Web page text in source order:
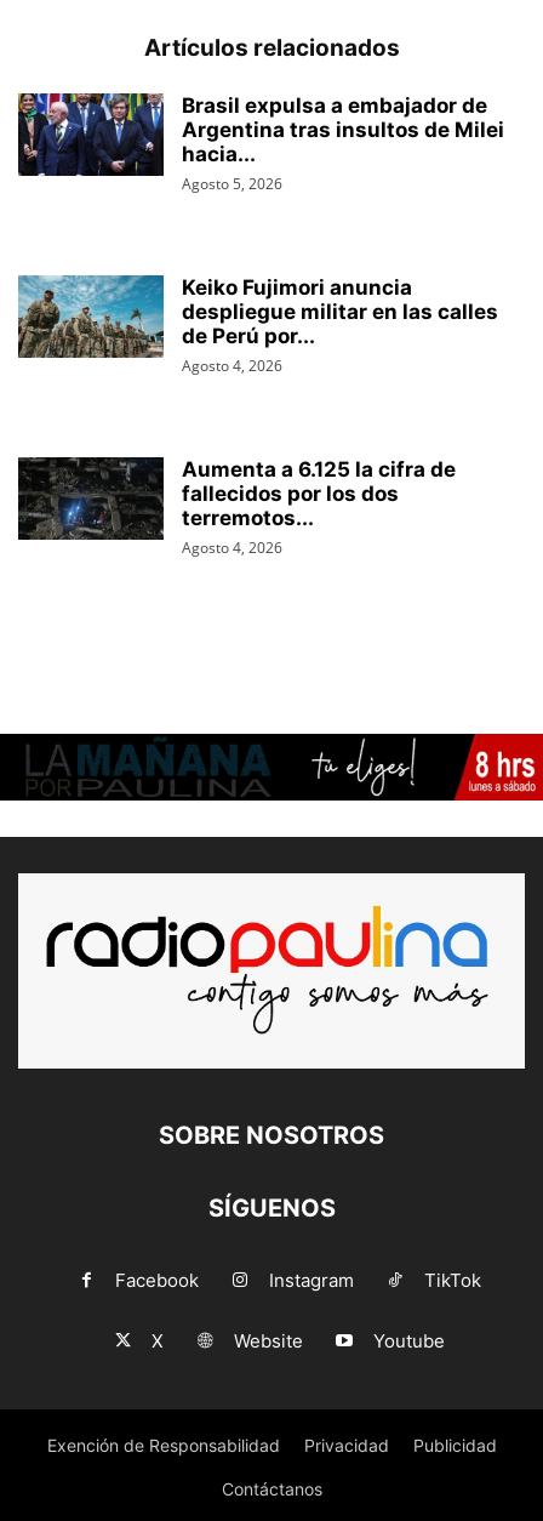
Artículos relacionados
Brasil expulsa a embajador de
Argentina tras insultos de Milei
hacia...
Agosto 5, 2026
Keiko Fujimori anuncia
despliegue militar en las calles
de Perú por...
Agosto 4, 2026
Aumenta a 6.125 la cifra de
fallecidos por los dos
terremotos...
Agosto 4, 2026
SOBRE NOSOTROS
SÍGUENOS
Facebook Instagram TikTok
X Website Youtube
Exención de Responsabilidad Privacidad Publicidad
Contáctanos